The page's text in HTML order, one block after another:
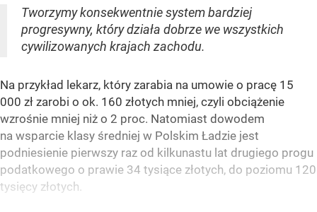
Tworzymy konsekwentnie system bardziej
progresywny, który działa dobrze we wszystkich
cywilizowanych krajach zachodu.
Na przykład lekarz, który zarabia na umowie o pracę 15
000 zł zarobi o ok. 160 złotych mniej, czyli obciążenie
wzrośnie mniej niż o 2 proc. Natomiast dowodem
na wsparcie klasy średniej w Polskim Ładzie jest
podniesienie pierwszy raz od kilkunastu lat drugiego progu
podatkowego o prawie 34 tysiące złotych, do poziomu 120
tysięcy złotych.